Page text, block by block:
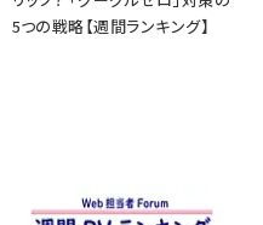
5つの戦略【週間ランキング】